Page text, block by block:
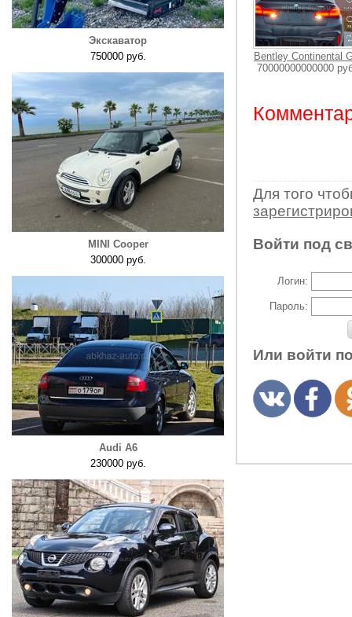
Экскаватор
750000 руб.
MINI Cooper
300000 руб.
Audi A6
230000 руб.
Bentley Continental
70000000000000
Для того
Войти под
Логин:
Пароль:
Или войти